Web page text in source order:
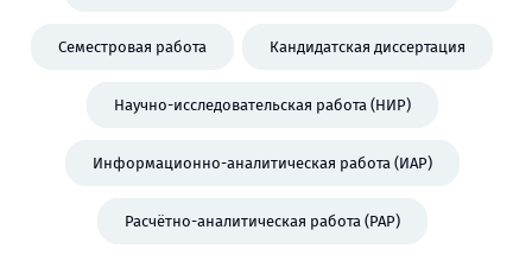
Семестровая работа Кандидатская диссертация
Научно-исследовательская работа (НИР)
Информационно-аналитическая работа (ИАР)
Расчётно-аналитическая работа (РАР)